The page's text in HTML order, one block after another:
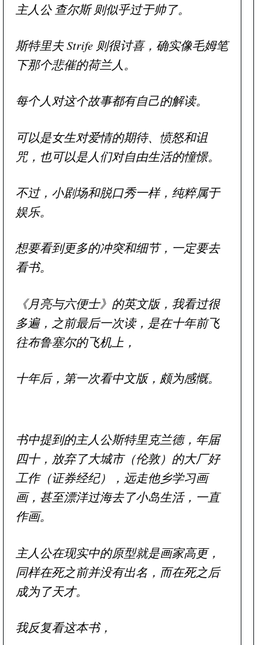
主人公 查尔斯 则似乎过于帅了。
斯特里夫 Strife 则很讨喜，确实像毛姆笔
下那个悲催的荷兰人。
每个人对这个故事都有自己的解读。
可以是女生对爱情的期待、愤怒和诅
咒，也可以是人们对自由生活的憧憬。
不过，小剧场和脱口秀一样，纯粹属于
娱乐。
想要看到更多的冲突和细节，一定要去
看书。
《月亮与六便士》的英文版，我看过很
多遍，之前最后一次读，是在十年前飞
往布鲁塞尔的飞机上，
十年后，第一次看中文版，颇为感慨。
书中提到的主人公斯特里克兰德，年届
四十，放弃了大城市（伦敦）的大厂好
工作（证券经纪），远走他乡学习画
画，甚至漂洋过海去了小岛生活，一直
作画。
主人公在现实中的原型就是画家高更，
同样在死之前并没有出名，而在死之后
成为了天才。
我反复看这本书，